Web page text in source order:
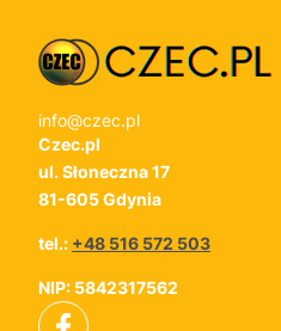
info@czec.pl
Czec.pl
ul. Słoneczna 17
81-605 Gdynia
tel.: +48 516 572 503
NIP: 5842317562